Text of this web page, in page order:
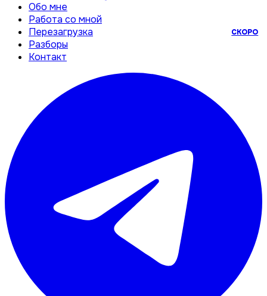
Обо мне
Работа со мной
Перезагрузка
СКОРО
Разборы
Контакт